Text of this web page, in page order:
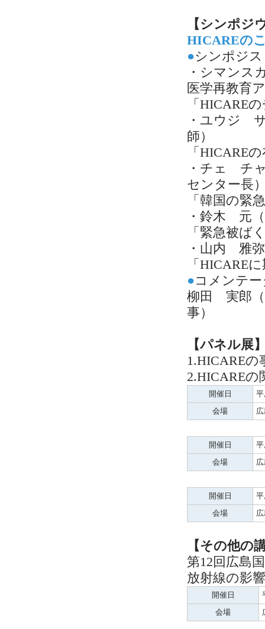
【シンポジ
HICAREの
●シンポジ
・シマンス
医学再教育
「HICARE
・ユウジ
師）
「HICARE
・チェ チ
センター
「韓国の緊
・鈴木 元
「緊急被ば
・山内 雅
「HICARE
●コメンテ
柳田 実郎（
事）
【パネル展
1.HICARE
2.HICARE
開催日
会場
開催日
会場
開催日
会場
【その他の
第12回広島
放射線の影
開催日
会場